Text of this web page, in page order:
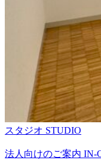
スタジオ STUDIO
法人向けのご案内 IN-